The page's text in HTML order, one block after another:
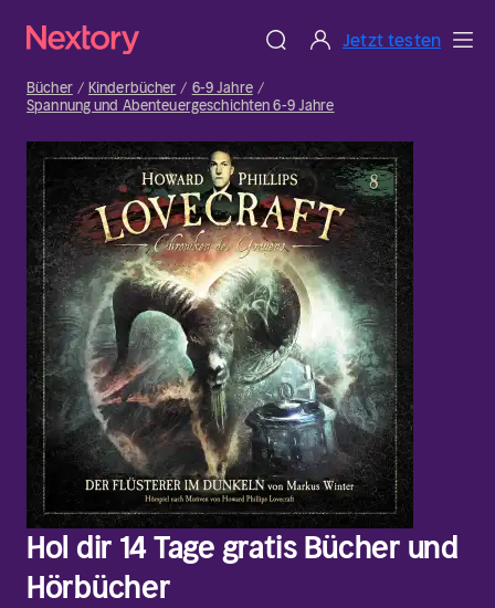
Jetzt testen
Bücher Kinderbücher
6-9 Jahre
Spannung und Abenteuergeschichten 6-9 Jahre
Hol dir 14 Tage gratis Bücher und
Hörbücher